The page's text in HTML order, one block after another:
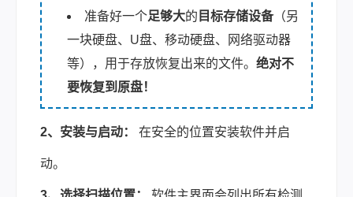
准备好一个足够大的 目标存储设备（另
一块硬盘、U盘、移动硬盘、网络驱动器
等），用于存放恢复出来的文件。 绝对不
要恢复到原盘！
2、安装与启动： 在安全的位置安装软件并启
动。